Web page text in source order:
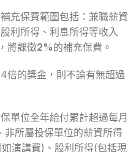
充保費範圍包括：兼職薪資
利所得、利息所得等收入
，將課徵2%的補充保費。
倍的獎金，則不論有無超過
單位全年給付累計超過每月
所屬投保單位的薪資所得
演講費)、股利所得(包括現